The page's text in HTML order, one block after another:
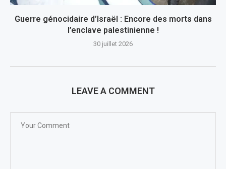
Guerre génocidaire d’Israël : Encore des morts dans
l’enclave palestinienne !
30 juillet 2026
LEAVE A COMMENT